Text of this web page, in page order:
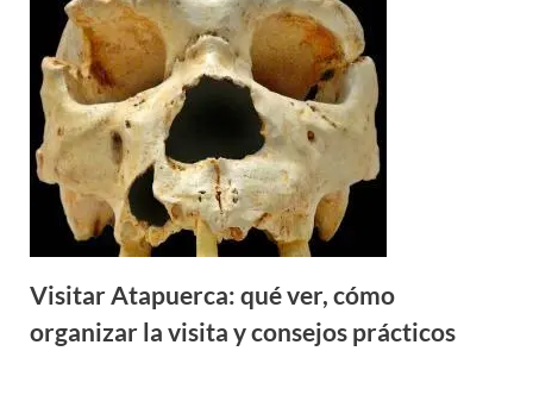
Visitar Atapuerca: qué ver, cómo
organizar la visita y consejos prácticos